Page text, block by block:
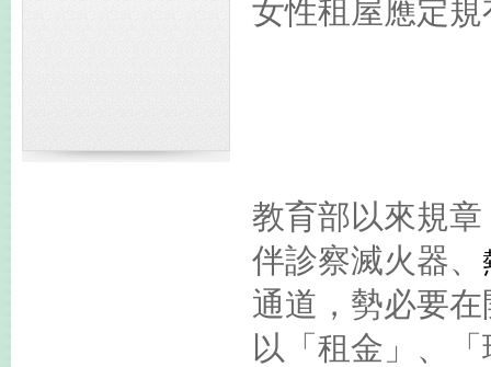
女性租屋應定
教育部以來規
伴診察滅火器、
通道，勢必要
以「租金」、